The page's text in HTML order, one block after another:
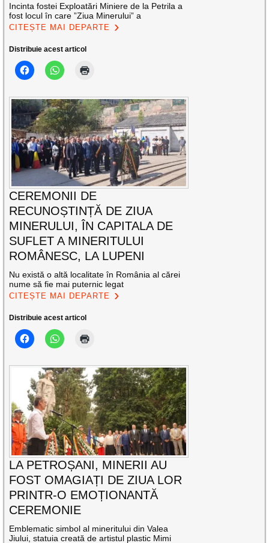
Incinta fostei Exploatări Miniere de la Petrila a
fost locul în care ”Ziua Minerului” a
CITEȘTE MAI DEPARTE
Distribuie acest articol
CEREMONII DE
RECUNOȘTINȚĂ DE ZIUA
MINERULUI, ÎN CAPITALA DE
SUFLET A MINERITULUI
ROMÂNESC, LA LUPENI
Nu există o altă localitate în România al cărei
nume să fie mai puternic legat
CITEȘTE MAI DEPARTE
Distribuie acest articol
LA PETROȘANI, MINERII AU
FOST OMAGIAȚI DE ZIUA LOR
PRINTR-O EMOȚIONANTĂ
CEREMONIE
Emblematic simbol al mineritului din Valea
Jiului, statuia creată de artistul plastic Mimi